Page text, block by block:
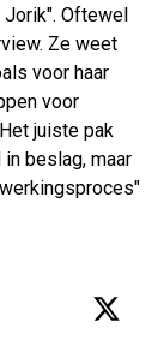
Oftewel
Ze weet
voor haar
voor
juiste pak
beslag, maar